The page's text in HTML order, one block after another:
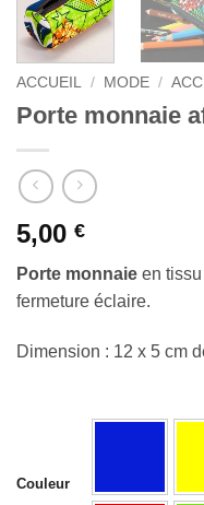
ACCUEIL / MODE /
Porte monnaie
5,00 €
Porte monnaie en
fermeture éclaire.
Dimension : 12 x 5 cm
Couleur